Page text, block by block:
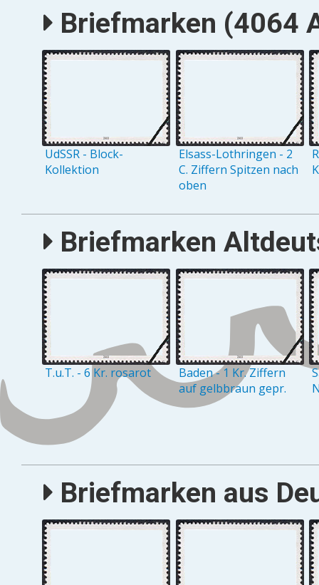
Briefmarken (4064
UdSSR - Block-
Kollektion
Elsass-Lothringen - 2
C. Ziffern Spitzen nach
oben
Briefmarken
T.u.T. - 6 Kr. rosarot
Baden - 1 Kr. Ziffern
auf gelbbraun gepr.
Briefmarken aus